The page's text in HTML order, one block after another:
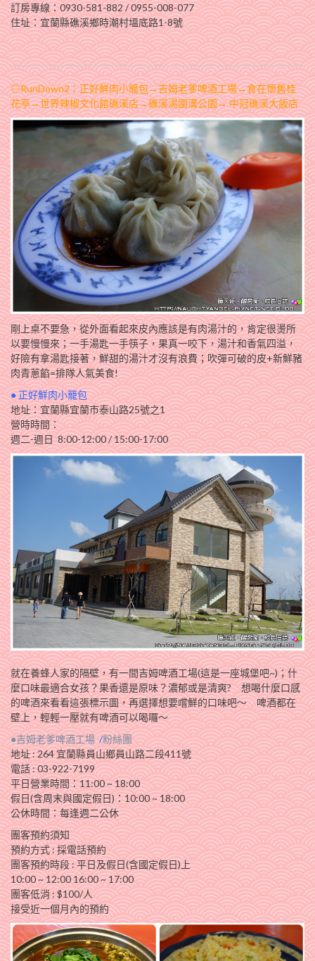
訂房專線：0930-581-882 / 0955-008-077
住址：宜蘭縣礁溪鄉時潮村塭底路1-8號
◎RunDown2：正好鮮肉小籠包→吉姆老爹啤酒工場→食在懷舊桂
花亭→世界辣椒文化館礁溪店→礁溪湯圍溝公園→ 中冠礁溪大飯店
剛上桌不要急，從外面看起來皮內應該是有肉湯汁的，肯定很燙所
以要慢慢來；一手湯匙一手筷子，果真一咬下，湯汁和香氣四溢，
好險有拿湯匙接著，鮮甜的湯汁才沒有浪費；吹彈可破的皮+新鮮豬
肉青蔥餡=排隊人氣美食!
● 正好鮮肉小籠包
地址：宜蘭縣宜蘭市泰山路25號之1
營時時間：
週二-週日 8:00-12:00 / 15:00-17:00
就在養蜂人家的隔壁，有一間吉姆啤酒工場(這是一座城堡吧~)；什
麼口味最適合女孩？果香還是原味？濃郁或是清爽? 想喝什麼口感
的啤酒來看看這張標示圖，再選擇想要嚐鮮的口味吧～ 啤酒都在
壁上，輕輕一壓就有啤酒可以喝囉～
●吉姆老爹啤酒工場/粉絲團
地址 : 264 宜蘭縣員山鄉員山路二段411號
電話 : 03-922-7199
平日營業時間：11:00 ~ 18:00
假日(含周末與國定假日)：10:00 ~ 18:00
公休時間：每逢週二公休
團客預約須知
預約方式 : 採電話預約
團客預約時段 : 平日及假日(含國定假日)上
10:00 ~ 12:00 16:00 ~ 17:00
團客低消 : $100/人
接受近一個月內的預約